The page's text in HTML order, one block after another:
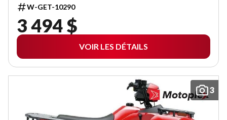
W-GET-10290
3 494 $
VOIR LES DÉTAILS
3